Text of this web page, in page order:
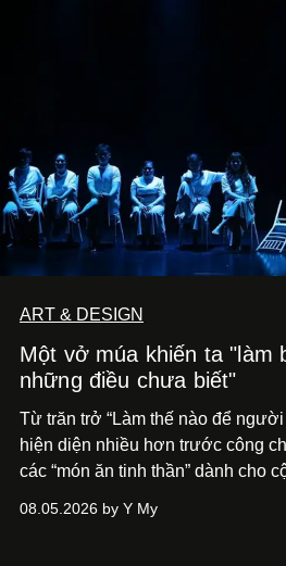
ART & DESIGN
Một vở múa khiến ta "làm
những điều chưa biết"
Từ trăn trở “Làm thế nào để
hiện diện nhiều hơn trước công
các “món ăn tinh thần” dành cho
phẩm múa đương đại thành hiện
08.05.2026 by Y My